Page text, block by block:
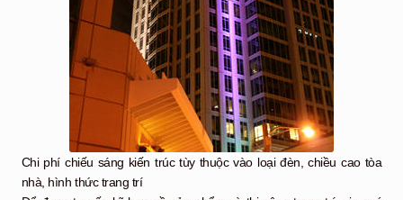
Chi phí chiếu sáng kiến trúc tùy thuộc vào loại đèn, chiều cao tòa
nhà, hình thức trang trí